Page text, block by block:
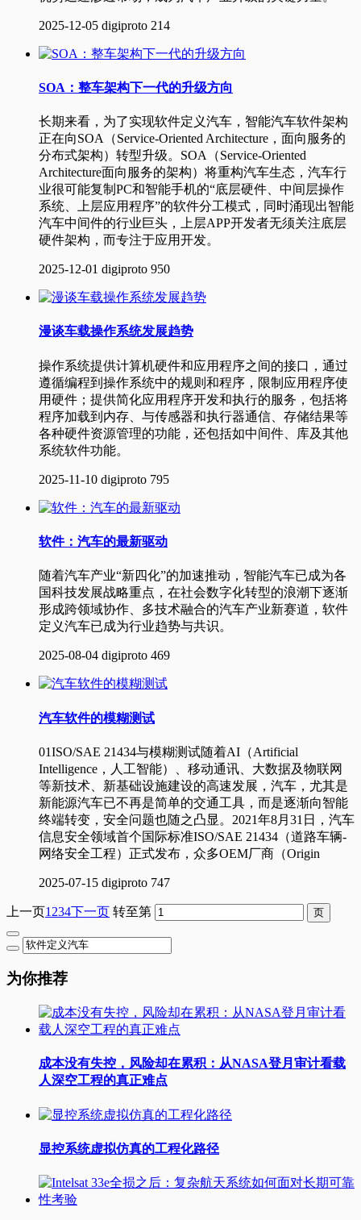
2025-12-05 digiproto 214
SOA：整车架构下一代的升级方向
长期来看，为了实现软件定义汽车，智能汽车软件架构
正在向SOA（Service-Oriented Architecture，面向服务的
分布式架构）转型升级。SOA（Service-Oriented
Architecture面向服务的架构）将重构汽车生态，汽车行
业很可能复制PC和智能手机的“底层硬件、中间层操作
系统、上层应用程序”的软件分工模式，同时涌现出智能
汽车中间件的行业巨头，上层APP开发者无须关注底层
硬件架构，而专注于应用开发。
2025-12-01 digiproto 950
漫谈车载操作系统发展趋势
操作系统提供计算机硬件和应用程序之间的接口，通过
遵循编程到操作系统中的规则和程序，限制应用程序使
用硬件；提供简化应用程序开发和执行的服务，包括将
程序加载到内存、与传感器和执行器通信、存储结果等
各种硬件资源管理的功能，还包括如中间件、库及其他
系统软件功能。
2025-11-10 digiproto 795
软件：汽车的最新驱动
随着汽车产业“新四化”的加速推动，智能汽车已成为各
国科技发展战略重点，在社会数字化转型的浪潮下逐渐
形成跨领域协作、多技术融合的汽车产业新赛道，软件
定义汽车已成为行业趋势与共识。
2025-08-04 digiproto 469
汽车软件的模糊测试
01ISO/SAE 21434与模糊测试随着AI（Artificial
Intelligence，人工智能）、移动通讯、大数据及物联网
等新技术、新基础设施建设的高速发展，汽车，尤其是
新能源汽车已不再是简单的交通工具，而是逐渐向智能
终端转变，安全问题也随之凸显。2021年8月31日，汽车
信息安全领域首个国际标准ISO/SAE 21434（道路车辆-
网络安全工程）正式发布，众多OEM厂商（Origin
2025-07-15 digiproto 747
上一页1 234下一页 转至第
为你推荐
成本没有失控，风险却在累积：从NASA登月审计看载
人深空工程的真正难点
显控系统虚拟仿真的工程化路径